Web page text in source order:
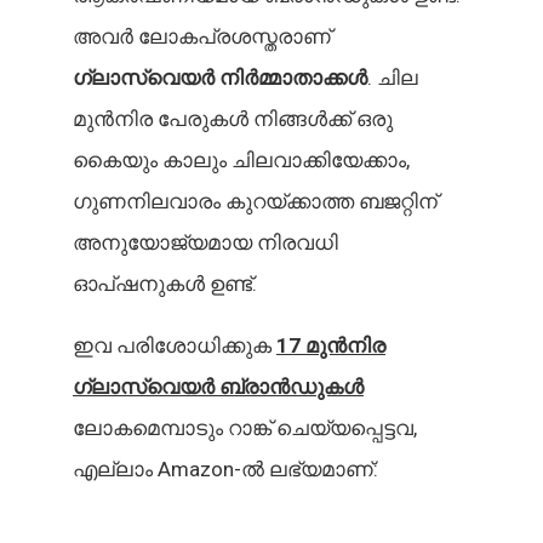
അവർ ലോകപ്രശസ്തരാണ്
ഗ്ലാസ്വെയർ നിർമ്മാതാക്കൾ. ചില
മുൻനിര പേരുകൾ നിങ്ങൾക്ക് ഒരു
കൈയും കാലും ചിലവാക്കിയേക്കാം,
ഗുണനിലവാരം കുറയ്ക്കാത്ത ബജറ്റിന്
അനുയോജ്യമായ നിരവധി
ഓപ്ഷനുകൾ ഉണ്ട്.
ഇവ പരിശോധിക്കുക 17 മുൻനിര
ഗ്ലാസ്വെയർ ബ്രാൻഡുകൾ
ലോകമെമ്പാടും റാങ്ക് ചെയ്യപ്പെട്ടവ,
എല്ലാം Amazon-ൽ ലഭ്യമാണ്: